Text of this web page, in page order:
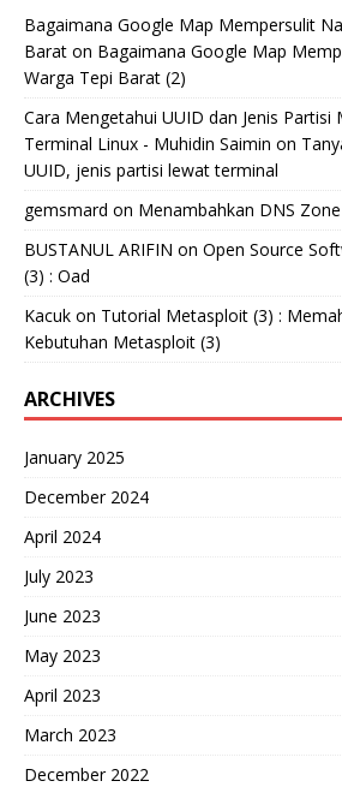
Bagaimana Google Map Mempersulit
Barat on Bagaimana Google Map
Warga Tepi Barat (2)
Cara Mengetahui UUID dan Jenis Partisi
Terminal Linux - Muhidin Saimin on
UUID, jenis partisi lewat terminal
gemsmard on Menambahkan DNS
BUSTANUL ARIFIN on Open Source
(3) : Oad
Kacuk on Tutorial Metasploit (3) :
Kebutuhan Metasploit (3)
ARCHIVES
January 2025
December 2024
April 2024
July 2023
June 2023
May 2023
April 2023
March 2023
December 2022